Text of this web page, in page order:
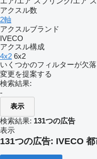
アクスル数
2軸
アクスルブランド
IVECO
アクスル構成
4x2 6x2
いくつかのフィルターが欠
変更を提案する
検索結果:
-
表示
検索結果: 131つの広告
表示
131つの広告: IVECO